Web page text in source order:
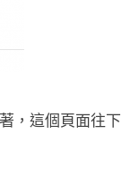
，這個頁面往下